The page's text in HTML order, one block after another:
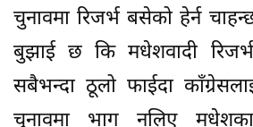
चुनावमा रिजर्भ बसेको हेर्न
बुझाई छ कि मधेशवादी
सबैभन्दा ठूलो फाईदा
चुनावमा भाग नलिए